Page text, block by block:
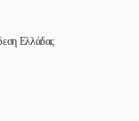
Ελλάδας